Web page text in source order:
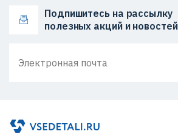
Подпишитесь на рассылку
полезных акций и новостей